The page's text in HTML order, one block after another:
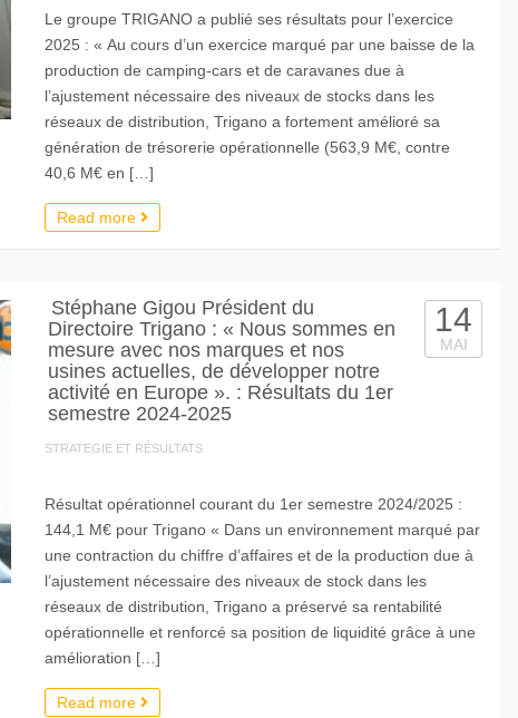
Le groupe TRIGANO a publié ses résultats pour l’exercice
2025 : « Au cours d’un exercice marqué par une baisse de la
production de camping-cars et de caravanes due à
l’ajustement nécessaire des niveaux de stocks dans les
réseaux de distribution, Trigano a fortement amélioré sa
génération de trésorerie opérationnelle (563,9 M€, contre
40,6 M€ en […]
Read more
Stéphane Gigou Président du
Directoire Trigano : « Nous sommes en
mesure avec nos marques et nos
usines actuelles, de développer notre
activité en Europe ». : Résultats du 1er
semestre 2024-2025
STRATEGIE ET RÉSULTATS
14
MAI
Résultat opérationnel courant du 1er semestre 2024/2025 :
144,1 M€ pour Trigano « Dans un environnement marqué par
une contraction du chiffre d’affaires et de la production due à
l’ajustement nécessaire des niveaux de stock dans les
réseaux de distribution, Trigano a préservé sa rentabilité
opérationnelle et renforcé sa position de liquidité grâce à une
amélioration […]
Read more